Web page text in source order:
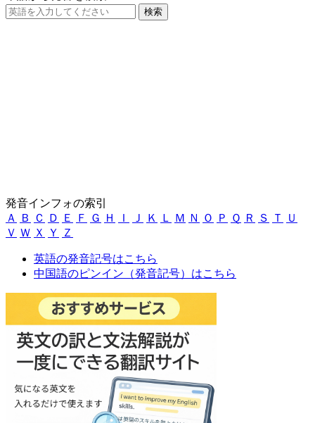
発音インフォの索引
Ａ
Ｂ Ｃ Ｄ Ｅ Ｆ Ｇ Ｈ Ｉ Ｊ Ｋ Ｌ Ｍ Ｎ Ｏ Ｐ Ｑ Ｒ Ｓ Ｔ
Ｕ
Ｖ Ｗ Ｘ Ｙ Ｚ
英語の発音記号はこちら
中国語のピンイン（発音記号）はこちら